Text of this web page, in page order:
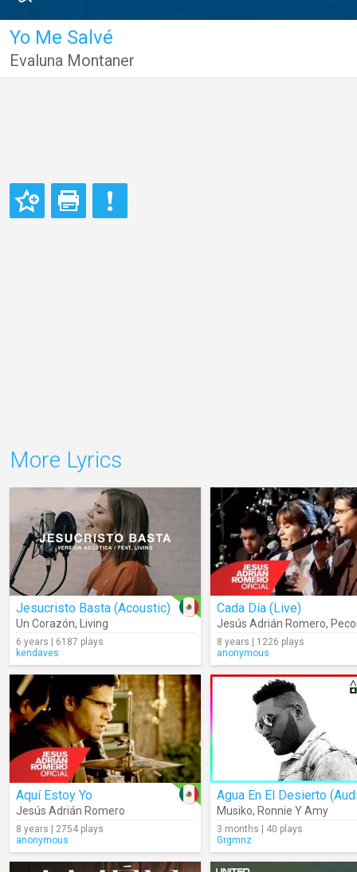
Yo Me Salvé
Evaluna Montaner
More Lyrics
Jesucristo Basta (Acoustic)
Un Corazón, Living
6 years | 6187 plays
kendaves
Cada Día (Live)
Jesús Adrián Romero,
8 years | 1226 plays
anonymous
Aquí Estoy Yo
Jesús Adrián Romero
8 years | 2754 plays
anonymous
Agua En El Desierto
Musiko, Ronnie Y Amy
3 months | 40 plays
Grgmnz